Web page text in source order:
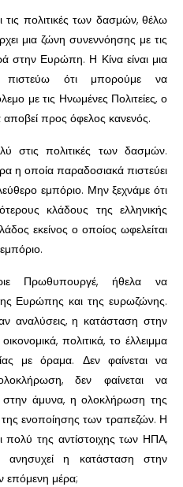
πολιτικές των δασμών, θέλω
μια ζώνη συνεννόησης με τις
στην Ευρώπη. Η Κίνα είναι μια
πιστεύω ότι μπορούμε να
με τις Ηνωμένες Πολιτείες, ο
αποβεί προς όφελος κανενός.
στις πολιτικές των δασμών.
η οποία παραδοσιακά πιστεύει
εμπόριο. Μην ξεχνάμε ότι
κλάδους της ελληνικής
εκείνος ο οποίος ωφελείται
Πρωθυπουργέ, ήθελα να
Ευρώπης και της ευρωζώνης.
αναλύσεις, η κατάσταση στην
πολιτικά, το έλλειμμα
με όραμα. Δεν φαίνεται να
δεν φαίνεται να
στην άμυνα, η ολοκλήρωση της
ενοποίησης των τραπεζών. Η
πολύ της αντίστοιχης των ΗΠΑ,
ανησυχεί η κατάσταση στην
επόμενη μέρα;